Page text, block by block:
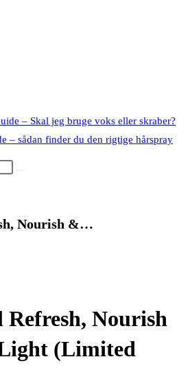
– Skal jeg bruge voks eller skraber?
– sådan finder du den rigtige hårspray
Nourish &…
Nourish
(Limited